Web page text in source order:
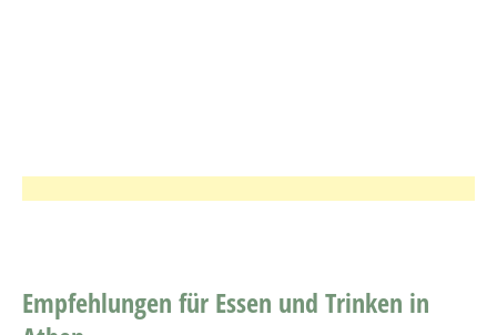
Empfehlungen für Essen und Trinken in